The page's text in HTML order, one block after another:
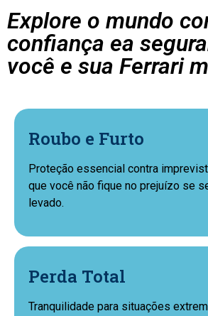
Explore o mundo
confiança ea
você e sua Ferrari
Roubo e Furto
Proteção essencial contra
que você não fique no prejuízo se
levado.
Perda Total
Tranquilidade para situações